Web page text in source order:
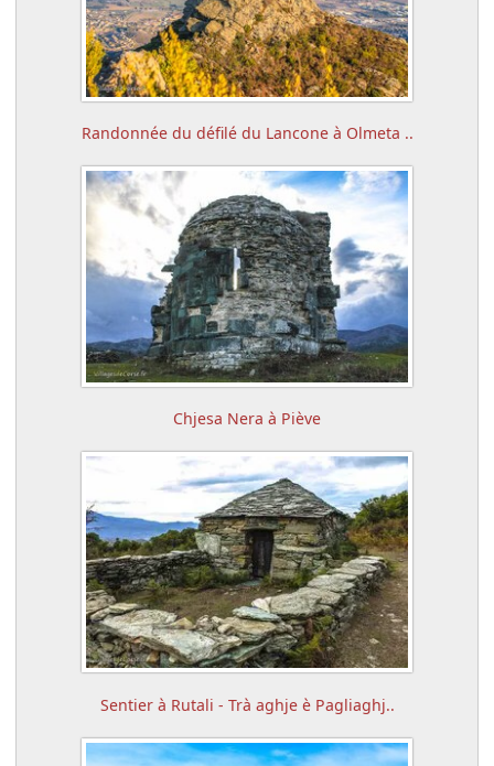
Randonnée du défilé du Lancone à Olmeta ..
Chjesa Nera à Piève
Sentier à Rutali - Trà aghje è Pagliaghj..